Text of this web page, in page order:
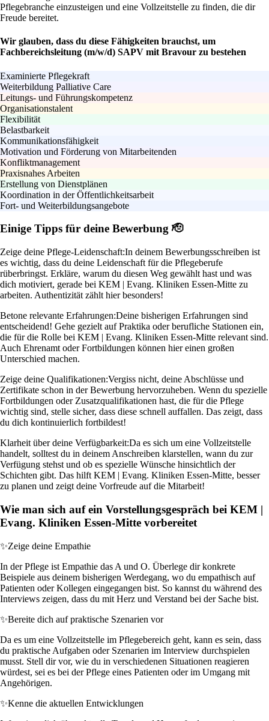
Pflegebranche einzusteigen und eine Vollzeitstelle zu finden, die dir
Freude bereitet.
Wir glauben, dass du diese Fähigkeiten brauchst, um
Fachbereichsleitung (m/w/d) SAPV mit Bravour zu bestehen
Examinierte Pflegekraft
Weiterbildung Palliative Care
Leitungs- und Führungskompetenz
Organisationstalent
Flexibilität
Belastbarkeit
Kommunikationsfähigkeit
Motivation und Förderung von Mitarbeitenden
Konfliktmanagement
Praxisnahes Arbeiten
Erstellung von Dienstplänen
Koordination in der Öffentlichkeitsarbeit
Fort- und Weiterbildungsangebote
Einige Tipps für deine Bewerbung 🫡
Zeige deine Pflege-Leidenschaft:In deinem Bewerbungsschreiben ist
es wichtig, dass du deine Leidenschaft für die Pflegeberufe
rüberbringst. Erkläre, warum du diesen Weg gewählt hast und was
dich motiviert, gerade bei KEM | Evang. Kliniken Essen-Mitte zu
arbeiten. Authentizität zählt hier besonders!
Betone relevante Erfahrungen:Deine bisherigen Erfahrungen sind
entscheidend! Gehe gezielt auf Praktika oder berufliche Stationen ein,
die für die Rolle bei KEM | Evang. Kliniken Essen-Mitte relevant sind.
Auch Ehrenamt oder Fortbildungen können hier einen großen
Unterschied machen.
Zeige deine Qualifikationen:Vergiss nicht, deine Abschlüsse und
Zertifikate schon in der Bewerbung hervorzuheben. Wenn du spezielle
Fortbildungen oder Zusatzqualifikationen hast, die für die Pflege
wichtig sind, stelle sicher, dass diese schnell auffallen. Das zeigt, dass
du dich kontinuierlich fortbildest!
Klarheit über deine Verfügbarkeit:Da es sich um eine Vollzeitstelle
handelt, solltest du in deinem Anschreiben klarstellen, wann du zur
Verfügung stehst und ob es spezielle Wünsche hinsichtlich der
Schichten gibt. Das hilft KEM | Evang. Kliniken Essen-Mitte, besser
zu planen und zeigt deine Vorfreude auf die Mitarbeit!
Wie man sich auf ein Vorstellungsgespräch bei KEM |
Evang. Kliniken Essen-Mitte vorbereitet
✨Zeige deine Empathie
In der Pflege ist Empathie das A und O. Überlege dir konkrete
Beispiele aus deinem bisherigen Werdegang, wo du empathisch auf
Patienten oder Kollegen eingegangen bist. So kannst du während des
Interviews zeigen, dass du mit Herz und Verstand bei der Sache bist.
✨Bereite dich auf praktische Szenarien vor
Da es um eine Vollzeitstelle im Pflegebereich geht, kann es sein, dass
du praktische Aufgaben oder Szenarien im Interview durchspielen
musst. Stell dir vor, wie du in verschiedenen Situationen reagieren
würdest, sei es bei der Pflege eines Patienten oder im Umgang mit
Angehörigen.
✨Kenne die aktuellen Entwicklungen